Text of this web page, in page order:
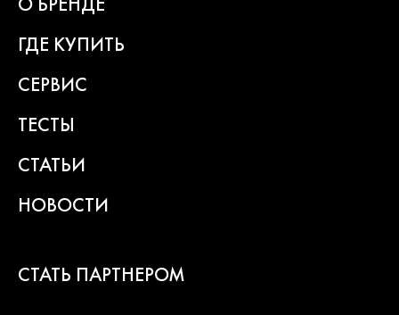
ГДЕ КУПИТЬ
СЕРВИС
ТЕСТЫ
СТАТЬИ
НОВОСТИ
СТАТЬ ПАРТНЕРОМ